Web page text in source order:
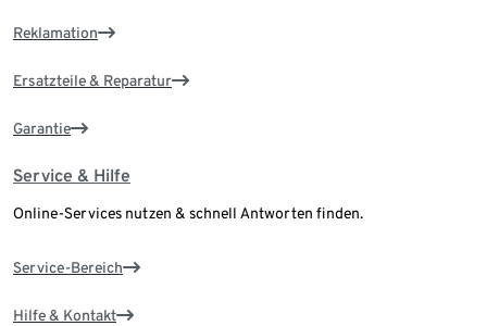
Reklamation
Ersatzteile & Reparatur
Garantie
Service & Hilfe
Online-Services nutzen & schnell Antworten finden.
Service-Bereich
Hilfe & Kontakt